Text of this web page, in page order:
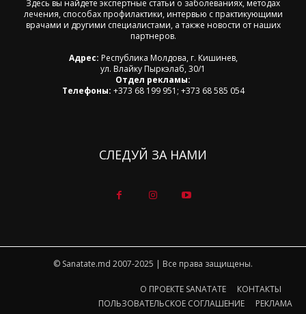
Здесь вы найдете экспертные статьи о заболеваниях, методах
лечения, способах профилактики, интервью с практикующими
врачами и другими специалистами, а также новости от наших
партнеров.
Адрес: Республика Молдова, г. Кишинев,
ул. Влайку Пыркэлаб, 30/1
Отдел рекламы:
Телефоны: +373 68 199 951; +373 68 585 054
СЛЕДУЙ ЗА НАМИ
© Sanatate.md 2007-2025 | Все права защищены.
О ПРОЕКТЕ SANATATE
КОНТАКТЫ
ПОЛЬЗОВАТЕЛЬСКОЕ СОГЛАШЕНИЕ
РЕКЛАМА